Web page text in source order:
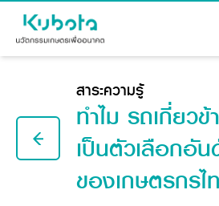
สาระความรู้
ทำไม รถเกี่ยว
เป็นตัวเลือกอั
ของเกษตรกรไ